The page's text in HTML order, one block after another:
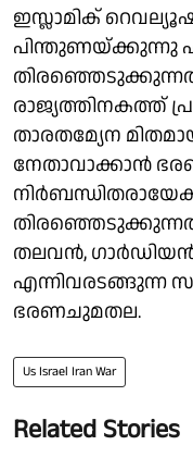
ഇസ്ലാമിക്
പിന്തുണയ്ക്കുന്നു
രാജ്യത്തിനകത്ത്
താരതമ്യേന
നേതാവാക്കാന്‍
തിരഞ്ഞെടുക്കുന്നത്
തലവന്‍,
എന്നിവരടങ്ങുന്ന
ഭരണചുമതല.
Us Israel Iran War
Related Stories